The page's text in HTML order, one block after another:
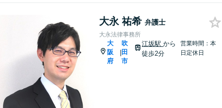
大永 祐希 弁護士
大永法律事務所
大
阪
府
|
吹
田
市
江坂駅から
徒歩2分
営業時間：本
日定休日